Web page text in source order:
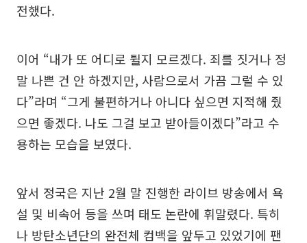
전했다.
이어 “내가 또 어디로 튈지 모르겠다. 죄를 짓거나 정
말 나쁜 건 안 하겠지만, 사람으로서 가끔 그럴 수 있
다”라며 “그게 불편하거나 아니다 싶으면 지적해 줬
으면 좋겠다. 나도 그걸 보고 받아들이겠다”라고 수
용하는 모습을 보였다.
앞서 정국은 지난 2월 말 진행한 라이브 방송에서 욕
설 및 비속어 등을 쓰며 태도 논란에 휘말렸다. 특히
나 방탄소년단의 완전체 컴백을 앞두고 있었기에 팬